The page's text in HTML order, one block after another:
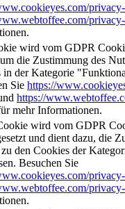
wird vom GDPR
die Zustimmung des
in der Kategorie
Sie https://
https://
mehr Informationen.
wird vom GDPR
und dient dazu, die
den Cookies der
Besuchen Sie